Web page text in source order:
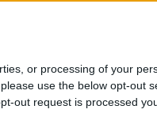
or processing of your
use the below opt-out
out request is processed